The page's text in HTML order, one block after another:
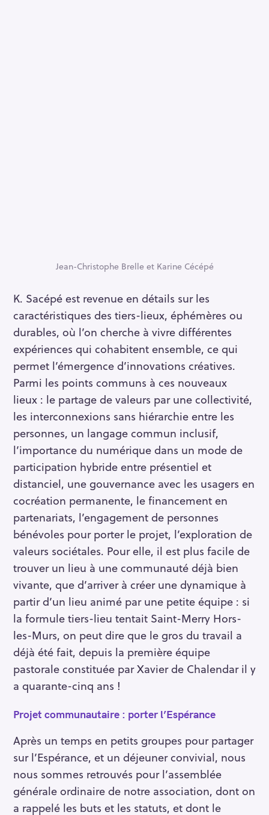
Jean-Christophe Brelle et Karine Cécépé
K. Sacépé est revenue en détails sur les
caractéristiques des tiers-lieux, éphémères ou
durables, où l’on cherche à vivre différentes
expériences qui cohabitent ensemble, ce qui
permet l’émergence d’innovations créatives.
Parmi les points communs à ces nouveaux
lieux : le partage de valeurs par une collectivité,
les interconnexions sans hiérarchie entre les
personnes, un langage commun inclusif,
l’importance du numérique dans un mode de
participation hybride entre présentiel et
distanciel, une gouvernance avec les usagers en
cocréation permanente, le financement en
partenariats, l’engagement de personnes
bénévoles pour porter le projet, l’exploration de
valeurs sociétales. Pour elle, il est plus facile de
trouver un lieu à une communauté déjà bien
vivante, que d’arriver à créer une dynamique à
partir d’un lieu animé par une petite équipe : si
la formule tiers-lieu tentait Saint-Merry Hors-
les-Murs, on peut dire que le gros du travail a
déjà été fait, depuis la première équipe
pastorale constituée par Xavier de Chalendar il y
a quarante-cinq ans !
Projet communautaire : porter l’Espérance
Après un temps en petits groupes pour partager
sur l’Espérance, et un déjeuner convivial, nous
nous sommes retrouvés pour l’assemblée
générale ordinaire de notre association, dont on
a rappelé les buts et les statuts, et dont le